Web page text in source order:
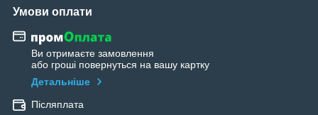
Умови оплати
Ви отримаєте замовлення
або гроші повернуться на вашу картку
Детальніше
Післяплата